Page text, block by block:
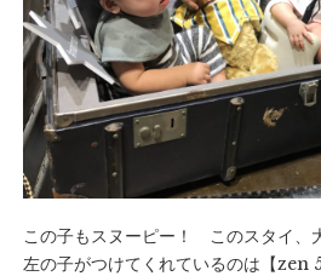
この子もスヌーピー！ このスタイ、
左の子がつけてくれているのは【zen